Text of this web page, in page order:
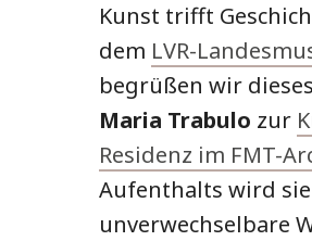
Kunst trifft
dem LVR-
begrüßen wir
Maria Trabulo zur
Residenz im FMT-
Aufenthalts wird
unverwechselbare